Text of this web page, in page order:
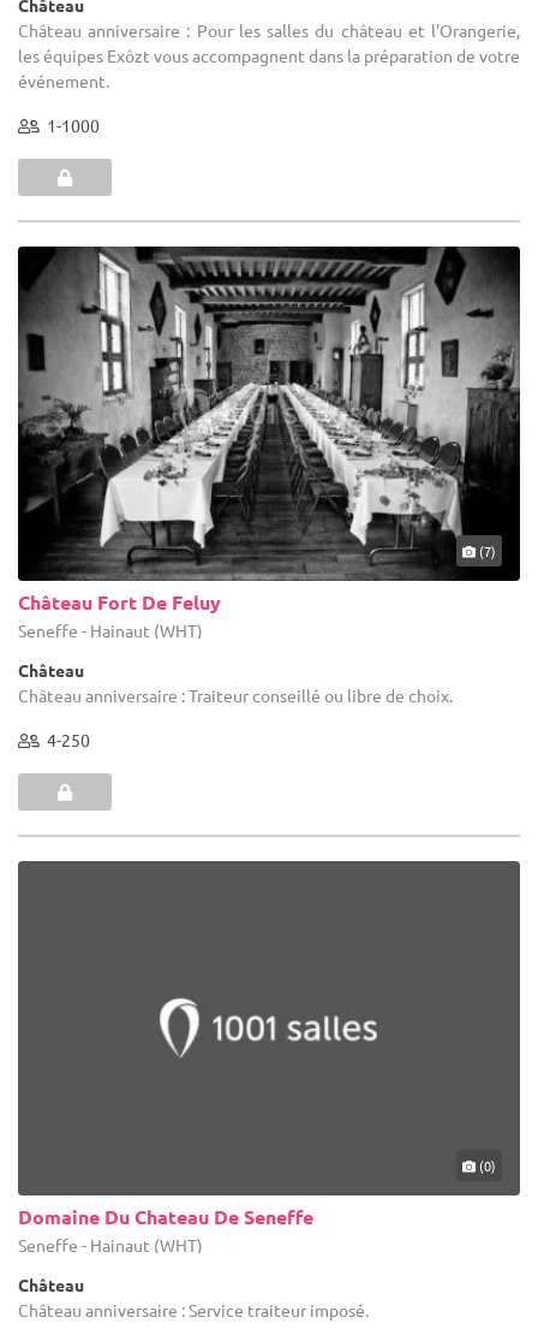
Château
Château anniversaire : Pour les salles du château et l'Orangerie,
les équipes Exôzt vous accompagnent dans la préparation de votre
événement.
1-1000
(7)
Château Fort De Feluy
Seneffe - Hainaut (WHT)
Château
Château anniversaire : Traiteur conseillé ou libre de choix.
4-250
(0)
Domaine Du Chateau De Seneffe
Seneffe - Hainaut (WHT)
Château
Château anniversaire : Service traiteur imposé.